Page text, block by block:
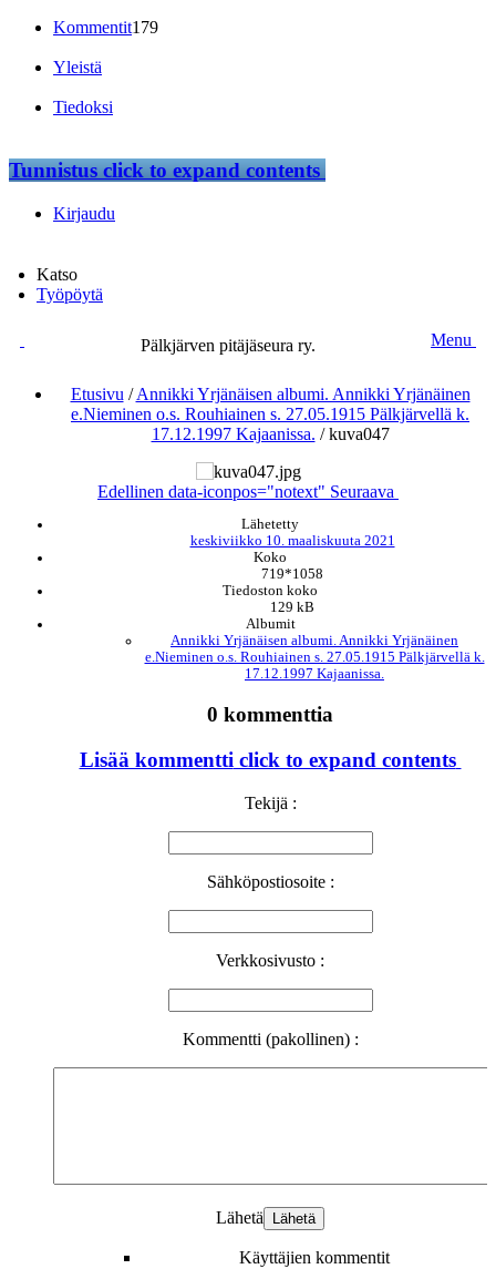
Kommentit179
Yleistä
Tiedoksi
Tunnistusclick to expand contents
Kirjaudu
Katso
Työpöytä
Pälkjärven pitäjäseura ry. Menu
Etusivu /Annikki Yrjänäisen albumi. Annikki Yrjänäinen
e.Nieminen o.s. Rouhiainen s. 27.05.1915 Pälkjärvellä k.
17.12.1997 Kajaanissa. /kuva047
Edellinen data-iconpos="notext" Seuraava
Lähetetty
keskiviikko 10. maaliskuuta 2021
Koko
719*1058
Tiedoston koko
129 kB
Albumit
Annikki Yrjänäisen albumi. Annikki Yrjänäinen
e.Nieminen o.s. Rouhiainen s. 27.05.1915 Pälkjärvellä k.
17.12.1997 Kajaanissa.
0 kommenttia
Lisää kommentti click to expand contents
Tekijä :
Sähköpostiosoite :
Verkkosivusto :
Kommentti (pakollinen) :
Lähetä
Käyttäjien kommentit